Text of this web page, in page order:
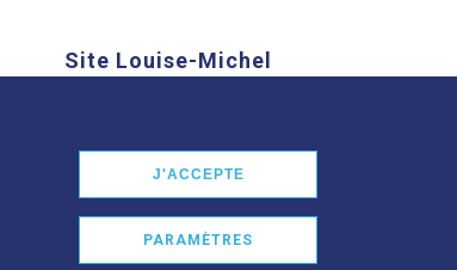
Site Louise-Michel
En savoir plus
J'ACCEPTE
PARAMÈTRES